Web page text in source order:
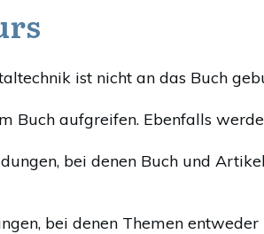
ist nicht an das Buch
Buch aufgreifen. Ebenfalls
bei denen Buch und
bei denen Themen